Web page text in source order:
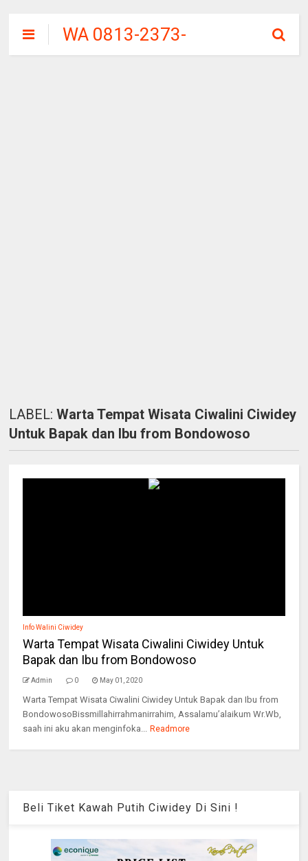
WA 0813-2373-
9973 | WALINI
LABEL:Warta Tempat Wisata Ciwalini Ciwidey
Untuk Bapak dan Ibu from Bondowoso
Info Walini Ciwidey
Warta Tempat Wisata Ciwalini Ciwidey Untuk
Bapak dan Ibu from Bondowoso
Admin 0 May 01, 2020
Warta Tempat Wisata Ciwalini Ciwidey Untuk Bapak dan Ibu from
BondowosoBissmillahirrahmanirrahim, Assalamu’alaikum Wr.Wb,
saah ini aku akan menginfoka... Readmore
Beli Tiket Kawah Putih Ciwidey Di Sini !